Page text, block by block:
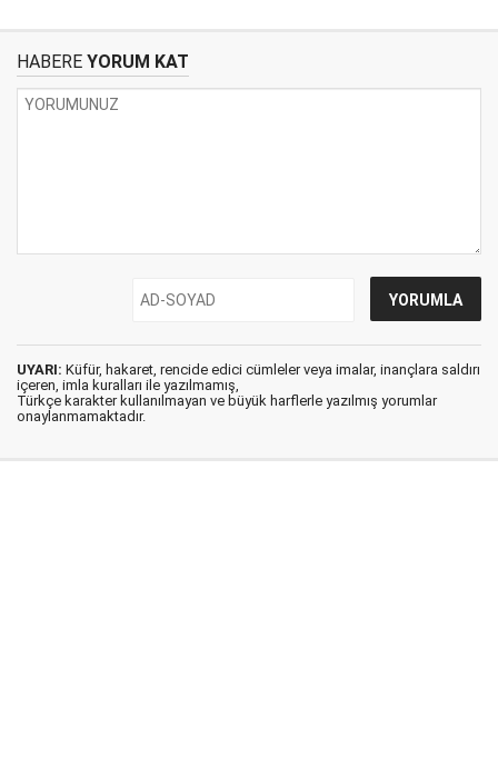
HABERE YORUM KAT
UYARI: Küfür, hakaret, rencide edici cümleler veya imalar, inançlara saldırı
içeren, imla kuralları ile yazılmamış,
Türkçe karakter kullanılmayan ve büyük harflerle yazılmış yorumlar
onaylanmamaktadır.